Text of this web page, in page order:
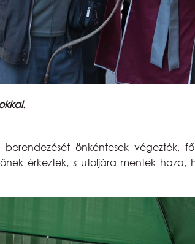
berendezését önkéntesek végezték,
érkeztek, s utoljára mentek haza,